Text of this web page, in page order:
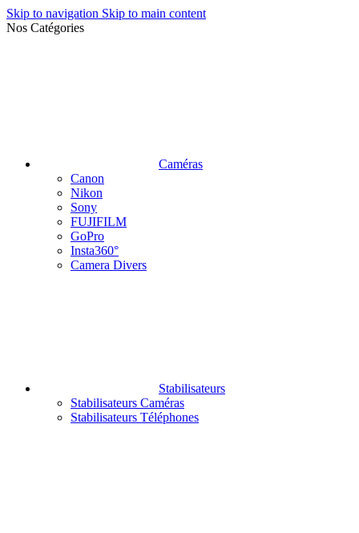
Skip to navigation Skip to main content
Nos Catégories
Caméras
Canon
Nikon
Sony
FUJIFILM
GoPro
Insta360°
Camera Divers
Stabilisateurs
Stabilisateurs Caméras
Stabilisateurs Téléphones